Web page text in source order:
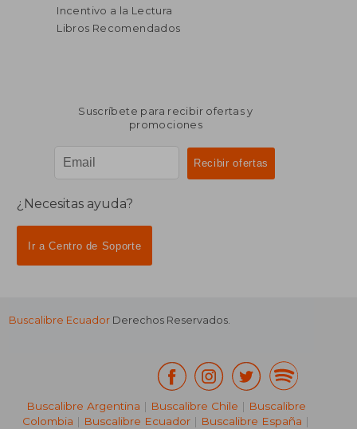
Incentivo a la Lectura
Libros Recomendados
Suscríbete para recibir ofertas y
promociones
¿Necesitas ayuda?
Ir a Centro de Soporte
Buscalibre Ecuador Derechos Reservados.
Buscalibre Argentina | Buscalibre Chile | Buscalibre
Colombia | Buscalibre Ecuador | Buscalibre España |